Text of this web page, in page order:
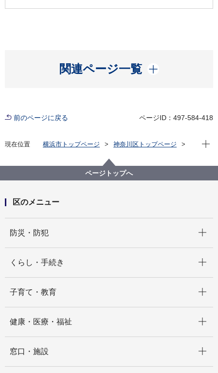
関連ページ一覧
開く
前のページに戻る ページID：497-584-418
現在位置 横浜市トップページ
神奈川区トップページ
滝の川せせらぎ緑道（たきのがわせせらぎりょくど
う）
現在
ページトップへ
区のメニュー
防災・防犯
くらし・手続き
子育て・教育
健康・医療・福祉
窓口・施設